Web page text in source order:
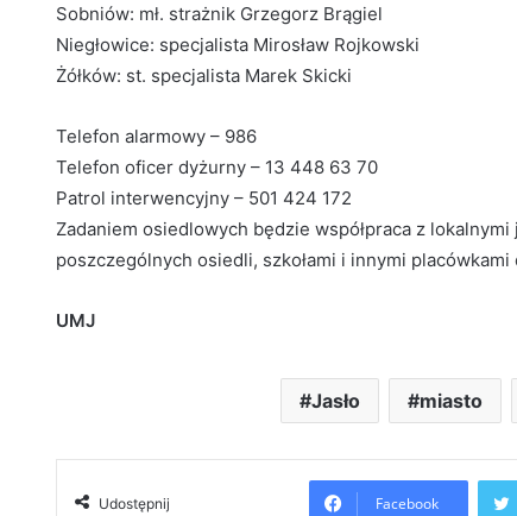
Sobniów: mł. strażnik Grzegorz Brągiel
Niegłowice: specjalista Mirosław Rojkowski
Żółków: st. specjalista Marek Skicki
Telefon alarmowy – 986
Telefon oficer dyżurny – 13 448 63 70
Patrol interwencyjny – 501 424 172
Zadaniem osiedlowych będzie współpraca z
poszczególnych osiedli, szkołami i innymi
UMJ
Jasło miasto
Udostępnij Facebook